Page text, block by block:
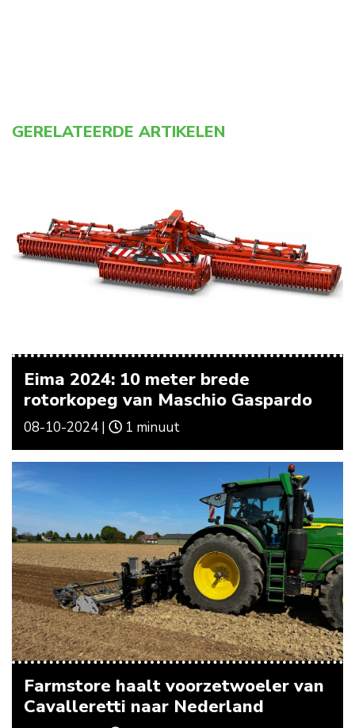
GERELATEERDE ARTIKELEN
Eima 2024: 10 meter brede
rotorkopeg van Maschio Gaspardo
08-10-2024 | 1 minuut
Farmstore haalt voorzetwoeler van
Cavalleretti naar Nederland